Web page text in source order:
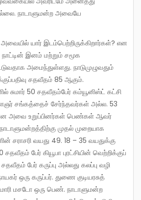
நாடாளுமன்ற அவையே
இனம் மற்றும் சமூக
அமைந்துள்ளது. நாடுமுழுவதும்
சதவீதம் 85 ஆகும்.
சுமார் 50 சதவீதம்பேர் கம்யூனிஸ்ட் கட்சி
சங்கத்தைச் சேர்ந்தவர்கள் அல்ல. 53
அவை உறுப்பினர்கள் பெண்கள் ஆவர்
முதல் முறையாக
சராசரி வயது 49. 18 – 35 வயதுக்கு
பேர் கியூபா புரட்சியின் வெற்றிக்குப்
பேர் கருப்பு அல்லது கலப்பு வழி
ஒரு கருப்பர். துணை குடியரசுத்
மசடோ ஒரு பெண். நாடாளுமன்ற